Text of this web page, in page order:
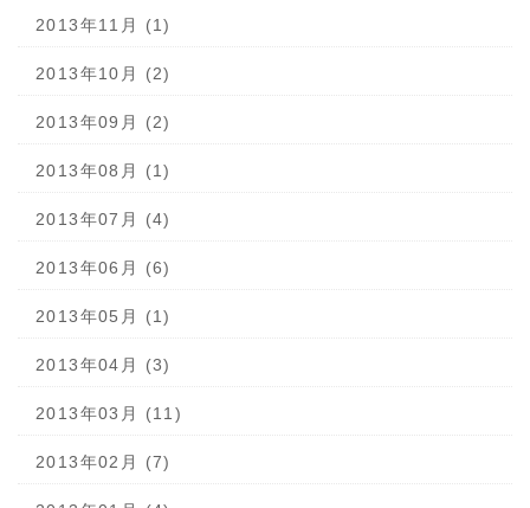
2013年11月 (1)
2013年10月 (2)
2013年09月 (2)
2013年08月 (1)
2013年07月 (4)
2013年06月 (6)
2013年05月 (1)
2013年04月 (3)
2013年03月 (11)
2013年02月 (7)